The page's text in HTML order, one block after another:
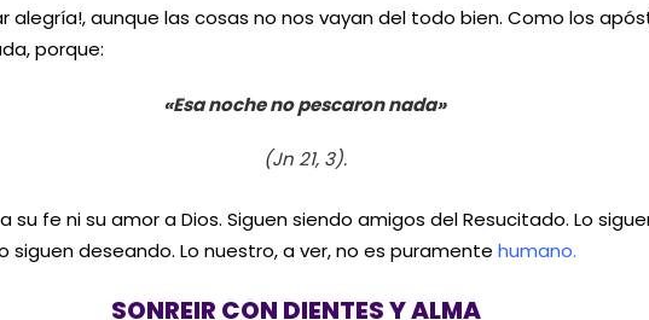
alegría!, aunque las cosas no nos vayan del todo bien. Como los
porque:
«Esa noche no pescaron nada»
(Jn 21, 3).
su fe ni su amor a Dios. Siguen siendo amigos del Resucitado. Lo
siguen deseando. Lo nuestro, a ver, no es puramente humano.
SONREIR CON DIENTES Y ALMA